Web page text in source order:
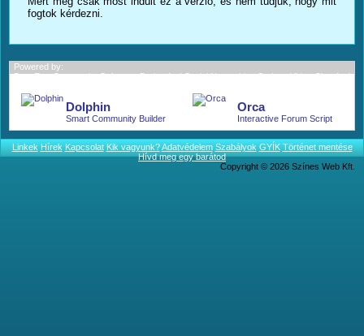
fogtok kérdezni.
Powered by:
BoonEx - Community Software; Dating And Social Networking Scripts; Video Chat And
Dolphin
Smart Community Builder
Orca
Interactive Forum Script
Linkek Hírek Kapcsolat Kik vagyunk? Adatvédelem Szabályok GYÍK Történet mentése
Hívd meg egy barátod
Copyright © 2026 Színes Web Kft.